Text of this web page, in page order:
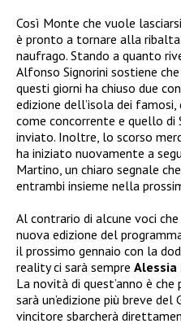
Così Monte che vuole
è pronto a tornare alla ribalta
naufrago. Stando a quanto
Alfonso Signorini sostiene
questi giorni ha chiuso due
edizione dell’isola dei
come concorrente e quello
inviato. Inoltre, lo scorso
ha iniziato nuovamente a
Martino, un chiaro segnale
entrambi insieme nella
Al contrario di alcune voci
nuova edizione del
il prossimo gennaio con la
reality ci sarà sempre Alessia
La novità di quest’anno è che
sarà un’edizione più breve
vincitore sbarcherà